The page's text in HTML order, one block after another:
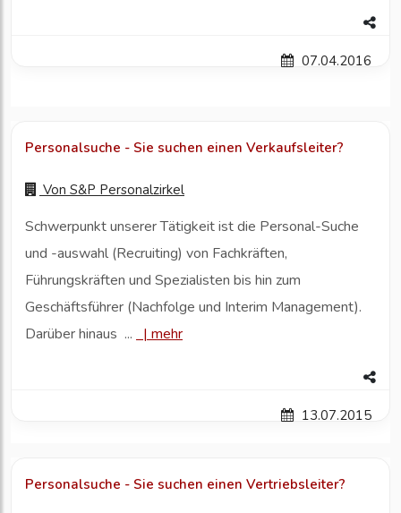
07.04.2016
Personalsuche - Sie suchen einen Verkaufsleiter?
Von S&P Personalzirkel
Schwerpunkt unserer Tätigkeit ist die Personal-Suche
und -auswahl (Recruiting) von Fachkräften,
Führungskräften und Spezialisten bis hin zum
Geschäftsführer (Nachfolge und Interim Management).
Darüber hinaus ...
| mehr
13.07.2015
Personalsuche - Sie suchen einen Vertriebsleiter?